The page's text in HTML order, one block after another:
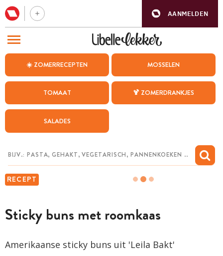
AANMELDEN
☀️ ZOMERRECEPTEN MOSSELEN
TOMAAT 🍹 ZOMERDRANKJES
SALADES
RECEPT
Sticky buns met roomkaas
Amerikaanse sticky buns uit 'Leila Bakt'
BEZOEK ONZE ANDERE WEBSITES
WEEKMENU
CHAT MET MAIA
MIJN BEWAARDE RECEPTEN